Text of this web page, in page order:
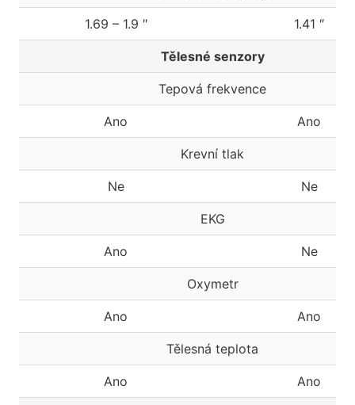
1.69 – 1.9 ″ 1.41 ″
Tělesné senzory
Tepová frekvence
Ano Ano
Krevní tlak
Ne Ne
EKG
Ano Ne
Oxymetr
Ano Ano
Tělesná teplota
Ano Ano